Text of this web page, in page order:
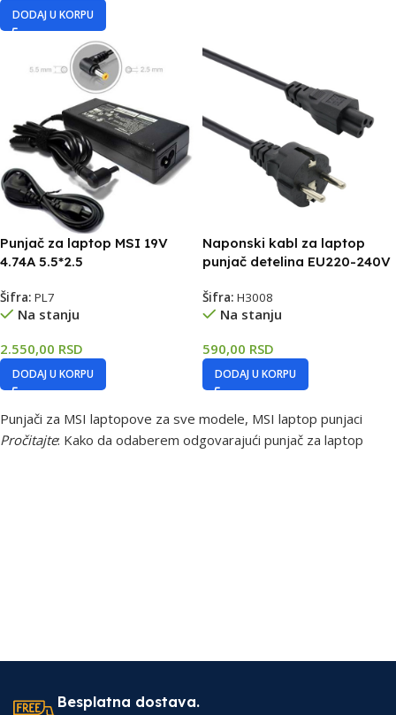
DODAJ U KORPU
Punjač za laptop MSI 19V
4.74A 5.5*2.5
Šifra: PL7
Na stanju
2.550,00 RSD
DODAJ U KORPU
Naponski kabl za laptop
punjač detelina EU220-240V
Šifra: H3008
Na stanju
590,00 RSD
DODAJ U KORPU
Punjači za MSI laptopove za sve modele, MSI laptop punjaci
Pročitajte: Kako da odaberem odgovarajući punjač za laptop
Besplatna dostava.